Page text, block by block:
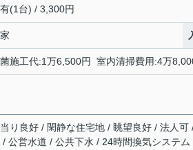
(1台) / 3,300円
施工代:1万6,500円 室内清掃費用:4万
り良好 / 閑静な住宅地 / 眺望良好 / 法人
/ 公営水道 / 公共下水 / 24時間換気システ